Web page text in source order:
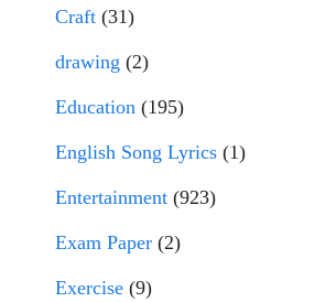
Craft (31)
drawing (2)
Education (195)
English Song Lyrics (1)
Entertainment (923)
Exam Paper (2)
Exercise (9)